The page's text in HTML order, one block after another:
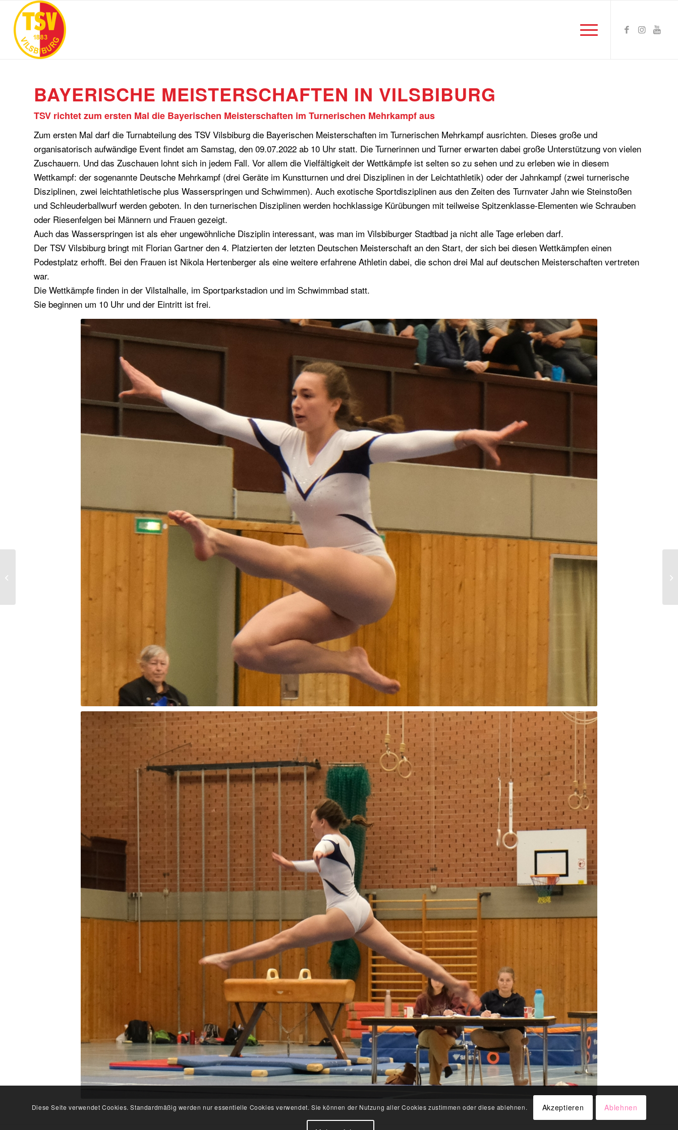
BAYERISCHE MEISTERSCHAFTEN IN VILSBIBURG
TSV richtet zum ersten Mal die Bayerischen Meisterschaften im Turnerischen Mehrkampf aus
Zum ersten Mal darf die Turnabteilung des TSV Vilsbiburg die Bayerischen Meisterschaften im Turnerischen Mehrkampf ausrichten. Dieses große und
organisatorisch aufwändige Event findet am Samstag, den 09.07.2022 ab 10 Uhr statt. Die Turnerinnen und Turner erwarten dabei große Unterstützung von vielen
Zuschauern. Und das Zuschauen lohnt sich in jedem Fall. Vor allem die Vielfältigkeit der Wettkämpfe ist selten so zu sehen und zu erleben wie in diesem
Wettkampf: der sogenannte Deutsche Mehrkampf (drei Geräte im Kunstturnen und drei Disziplinen in der Leichtathletik) oder der Jahnkampf (zwei turnerische
Disziplinen, zwei leichtathletische plus Wasserspringen und Schwimmen). Auch exotische Sportdisziplinen aus den Zeiten des Turnvater Jahn wie Steinstoßen
und Schleuderballwurf werden geboten. In den turnerischen Disziplinen werden hochklassige Kürübungen mit teilweise Spitzenklasse-Elementen wie Schrauben
oder Riesenfelgen bei Männern und Frauen gezeigt.
Auch das Wasserspringen ist als eher ungewöhnliche Disziplin interessant, was man im Vilsbiburger Stadtbad ja nicht alle Tage erleben darf.
Der TSV Vilsbiburg bringt mit Florian Gartner den 4. Platzierten der letzten Deutschen Meisterschaft an den Start, der sich bei diesen Wettkämpfen einen
Podestplatz erhofft. Bei den Frauen ist Nikola Hertenberger als eine weitere erfahrene Athletin dabei, die schon drei Mal auf deutschen Meisterschaften vertreten
war.
Die Wettkämpfe finden in der Vilstalhalle, im Sportparkstadion und im Schwimmbad statt.
Sie beginnen um 10 Uhr und der Eintritt ist frei.
Diese Seite verwendet Cookies. Standardmäßig werden nur essentielle Cookies verwendet. Sie können der Nutzung aller Cookies zustimmen oder diese ablehnen. Akzeptieren Ablehnen